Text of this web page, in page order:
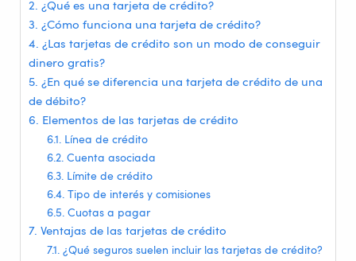
¿Qué es una tarjeta de crédito?
¿Cómo funciona una tarjeta de crédito?
¿Las tarjetas de crédito son un modo de conseguir
dinero gratis?
¿En qué se diferencia una tarjeta de crédito de una
de débito?
Elementos de las tarjetas de crédito
Línea de crédito
Cuenta asociada
Límite de crédito
Tipo de interés y comisiones
Cuotas a pagar
Ventajas de las tarjetas de crédito
¿Qué seguros suelen incluir las tarjetas de crédito?